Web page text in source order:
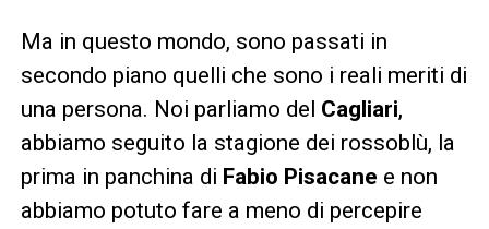
Ma in questo mondo, sono passati in
secondo piano quelli che sono i reali meriti di
una persona. Noi parliamo del Cagliari,
abbiamo seguito la stagione dei rossoblù, la
prima in panchina di Fabio Pisacane e non
abbiamo potuto fare a meno di percepire